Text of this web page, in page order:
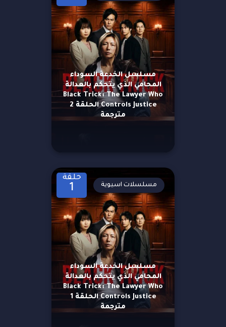
مسلسل الخدعة السوداء
المحامي الذي يتحكم بالعدالة
Black Trick: The Lawyer Who
Controls Justice الحلقة 2
مترجمة
حلقة
1
مسلسل الخدعة السوداء
المحامي الذي يتحكم بالعدالة
Black Trick: The Lawyer Who
Controls Justice الحلقة 1
مترجمة
مسلسلات اسيوية